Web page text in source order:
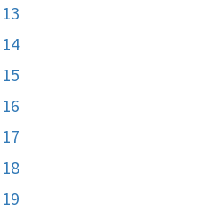
13
14
15
16
17
18
19